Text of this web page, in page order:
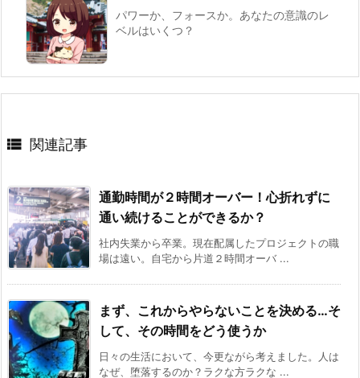
パワーか、フォースか。あなたの意識のレ
ベルはいくつ？
 関連記事
通勤時間が２時間オーバー！心折れずに
通い続けることができるか？
社内失業から卒業。現在配属したプロジェクトの職
場は遠い。自宅から片道２時間オーバ ...
まず、これからやらないことを決める…そ
して、その時間をどう使うか
日々の生活において、今更ながら考えました。人は
なぜ、堕落するのか？ラクな方ラクな ...